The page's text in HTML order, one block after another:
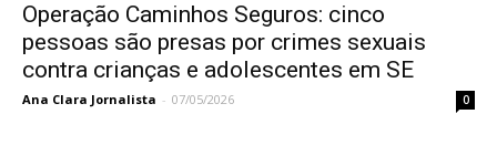
Operação Caminhos Seguros: cinco
pessoas são presas por crimes sexuais
contra crianças e adolescentes em SE
Ana Clara Jornalista - 07/05/2026 0